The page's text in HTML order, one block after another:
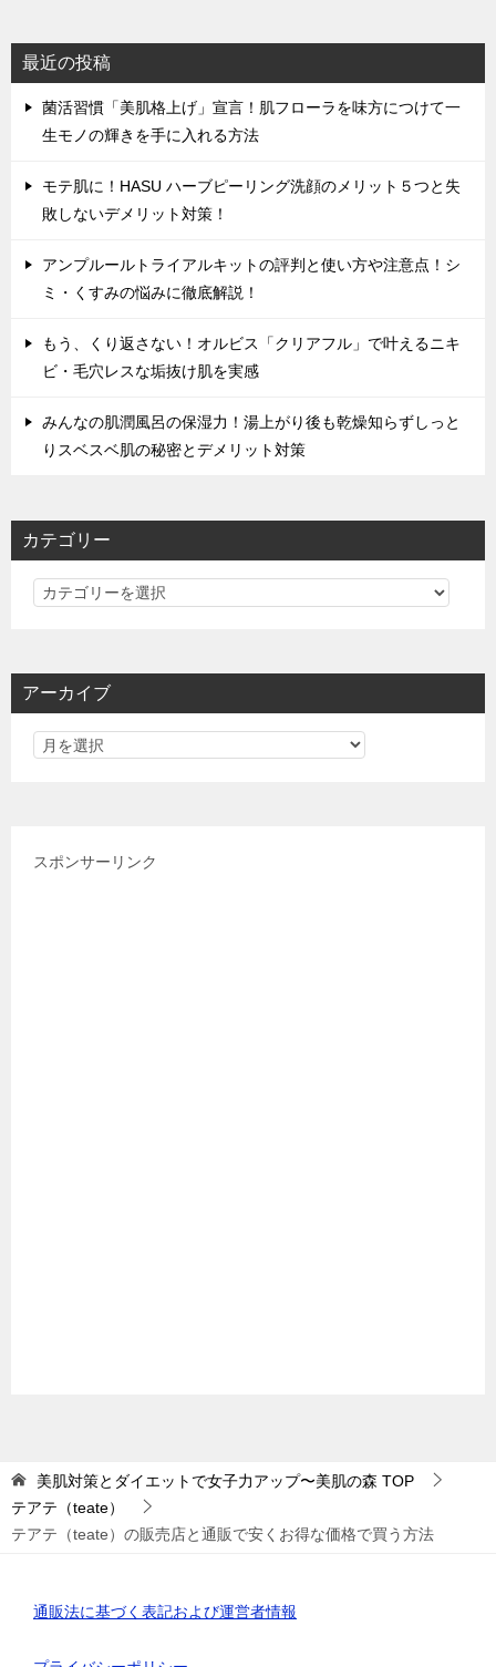
最近の投稿
菌活習慣「美肌格上げ」宣言！肌フローラを味方につけて一
生モノの輝きを手に入れる方法
モテ肌に！HASU ハーブピーリング洗顔のメリット５つと失
敗しないデメリット対策！
アンプルールトライアルキットの評判と使い方や注意点！シ
ミ・くすみの悩みに徹底解説！
もう、くり返さない！オルビス「クリアフル」で叶えるニキ
ビ・毛穴レスな垢抜け肌を実感
みんなの肌潤風呂の保湿力！湯上がり後も乾燥知らずしっと
りスベスベ肌の秘密とデメリット対策
カテゴリー
カ
リ
アーカイブ
スポンサーリンク
美肌対策とダイエットで女子力アップ〜美肌の森 TOP
テアテ（teate）
テアテ（teate）の販売店と通販で安くお得な価格で買う方法
通販法に基づく表記および運営者情報